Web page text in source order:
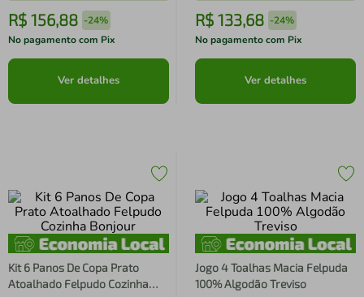
R$ 156,88 -24%
No pagamento com Pix
Ver detalhes
R$ 133,68 -24%
No pagamento com Pix
Ver detalhes
Kit 6 Panos De Copa Prato
Atoalhado Felpudo Cozinha
Jogo 4 Toalhas Macia Felpuda
100% Algodão Treviso